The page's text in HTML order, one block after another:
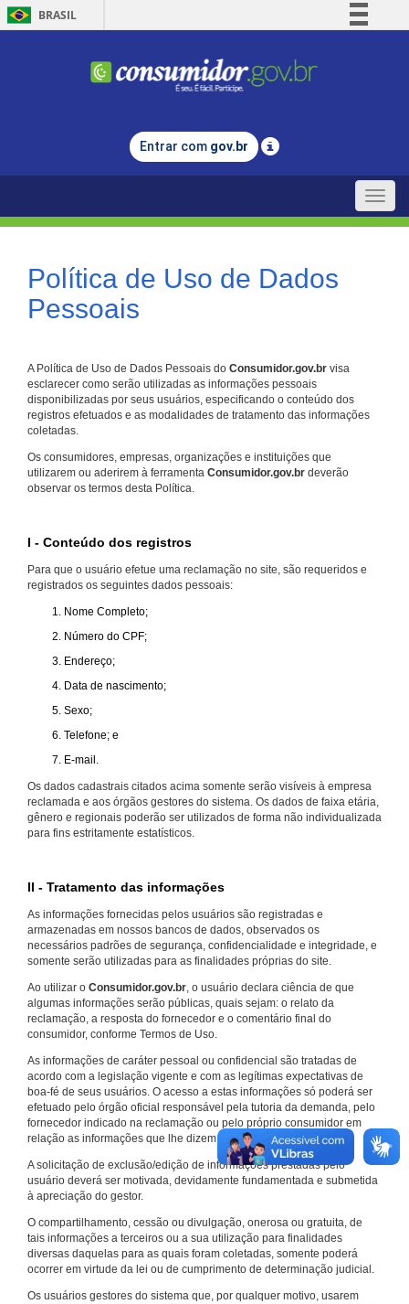
BRASIL
Comunica BR
Legislação
Entrar com gov.br
Toggle
Política de Uso de Dados
Pessoais
A Política de Uso de Dados Pessoais do Consumidor.gov.br visa
esclarecer como serão utilizadas as informações pessoais
disponibilizadas por seus usuários, especificando o conteúdo dos
registros efetuados e as modalidades de tratamento das informações
coletadas.
Os consumidores, empresas, organizações e instituições que
utilizarem ou aderirem à ferramenta Consumidor.gov.br deverão
observar os termos desta Política.
I - Conteúdo dos registros
Para que o usuário efetue uma reclamação no site, são requeridos e
registrados os seguintes dados pessoais:
Nome Completo;
Número do CPF;
Endereço;
Data de nascimento;
Sexo;
Telefone; e
E-mail.
Os dados cadastrais citados acima somente serão visíveis à empresa
reclamada e aos órgãos gestores do sistema. Os dados de faixa etária,
gênero e regionais poderão ser utilizados de forma não individualizada
para fins estritamente estatísticos.
II - Tratamento das informações
As informações fornecidas pelos usuários são registradas e
armazenadas em nossos bancos de dados, observados os
necessários padrões de segurança, confidencialidade e integridade, e
somente serão utilizadas para as finalidades próprias do site.
Ao utilizar o Consumidor.gov.br, o usuário declara ciência de que
algumas informações serão públicas, quais sejam: o relato da
reclamação, a resposta do fornecedor e o comentário final do
consumidor, conforme Termos de Uso.
As informações de caráter pessoal ou confidencial são tratadas de
acordo com a legislação vigente e com as legítimas expectativas de
boa-fé de seus usuários. O acesso a estas informações só poderá ser
efetuado pelo órgão oficial responsável pela tutoria da demanda, pelo
fornecedor indicado na reclamação ou pelo próprio consumidor em
relação as informações que lhe dizem respeito.
A solicitação de exclusão/edição de informações prestadas pelo
usuário deverá ser motivada, devidamente fundamentada e submetida
à apreciação do gestor.
O compartilhamento, cessão ou divulgação, onerosa ou gratuita, de
tais informações a terceiros ou a sua utilização para finalidades
diversas daquelas para as quais foram coletadas, somente poderá
ocorrer em virtude da lei ou de cumprimento de determinação judicial.
Os usuários gestores do sistema que, por qualquer motivo, usarem